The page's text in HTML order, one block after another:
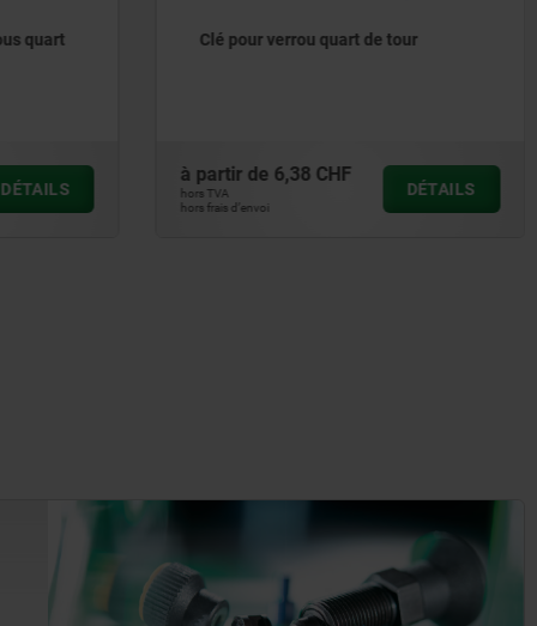
quart
DÉTAILS
Clé pour verrou quart de tour
à partir de 6,38 CHF
hors TVA
hors frais d’envoi
DÉTAILS